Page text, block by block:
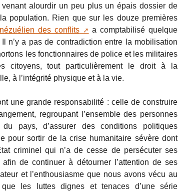
venant alourdir un peu plus un épais dossier de
population. Rien que sur les douze premières
des conflits
a comptabilisé quelque
n’y a pas de contradiction entre la mobilisation
les fonctionnaires de police et les militaires
citoyens, tout particulièrement le droit à la
à l’intégrité physique et à la vie.
une grande responsabilité : celle de construire
regroupant l’ensemble des personnes
pays, d’assurer des conditions politiques
pour sortir de la crise humanitaire sévère dont
criminel qui n’a de cesse de persécuter ses
de continuer à détourner l’attention de ses
et l’enthousiasme que nous avons vécu au
les luttes dignes et tenaces d’une série